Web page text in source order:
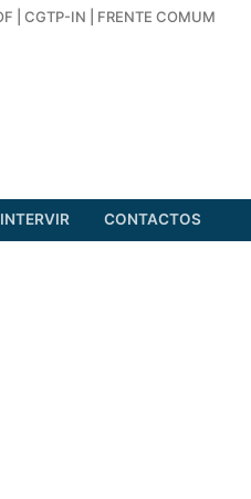
CGTP-IN FRENTE COMUM
CONTACTOS